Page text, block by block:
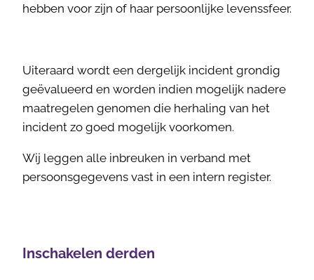
hebben voor zijn of haar persoonlijke levenssfeer.
Uiteraard wordt een dergelijk incident grondig
geëvalueerd en worden indien mogelijk nadere
maatregelen genomen die herhaling van het
incident zo goed mogelijk voorkomen.
Wij leggen alle inbreuken in verband met
persoonsgegevens vast in een intern register.
Inschakelen derden